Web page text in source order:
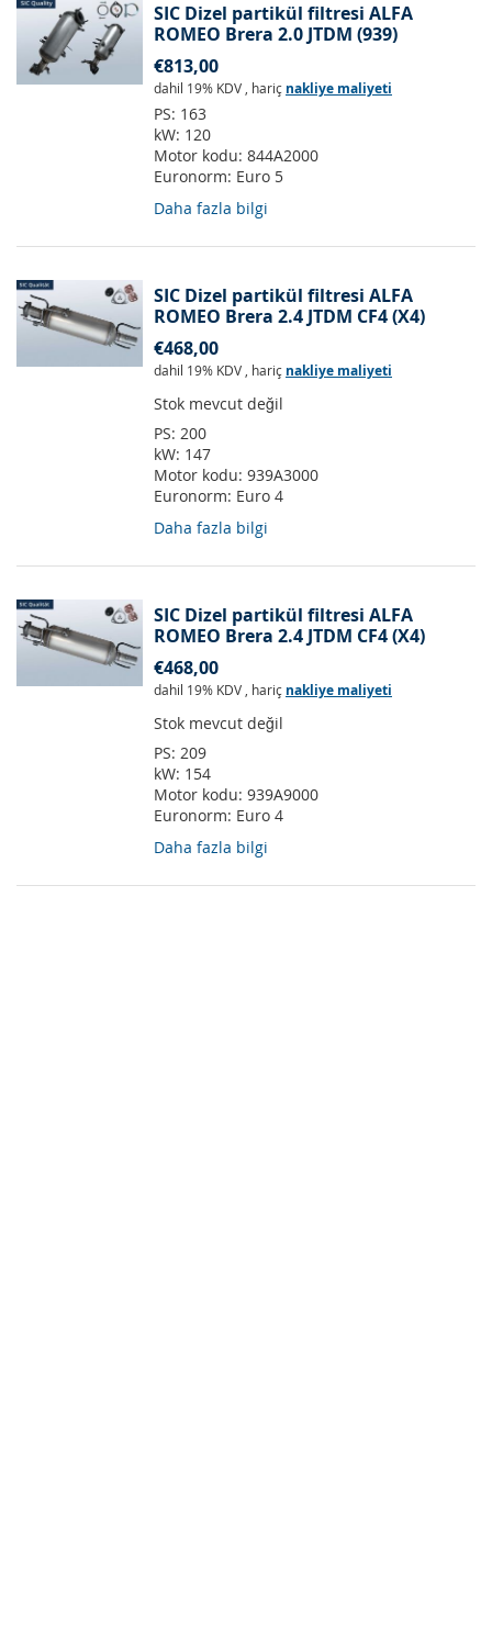
SIC Dizel partikül filtresi ALFA
ROMEO Brera 2.0 JTDM (939)
€813,00
dahil 19% KDV , hariç nakliye maliyeti
PS: 163
kW: 120
Motor kodu: 844A2000
Euronorm: Euro 5
Daha fazla bilgi
SIC Dizel partikül filtresi ALFA
ROMEO Brera 2.4 JTDM CF4 (X4)
€468,00
dahil 19% KDV , hariç nakliye maliyeti
Stok mevcut değil
PS: 200
kW: 147
Motor kodu: 939A3000
Euronorm: Euro 4
Daha fazla bilgi
SIC Dizel partikül filtresi ALFA
ROMEO Brera 2.4 JTDM CF4 (X4)
€468,00
dahil 19% KDV , hariç nakliye maliyeti
Stok mevcut değil
PS: 209
kW: 154
Motor kodu: 939A9000
Euronorm: Euro 4
Daha fazla bilgi